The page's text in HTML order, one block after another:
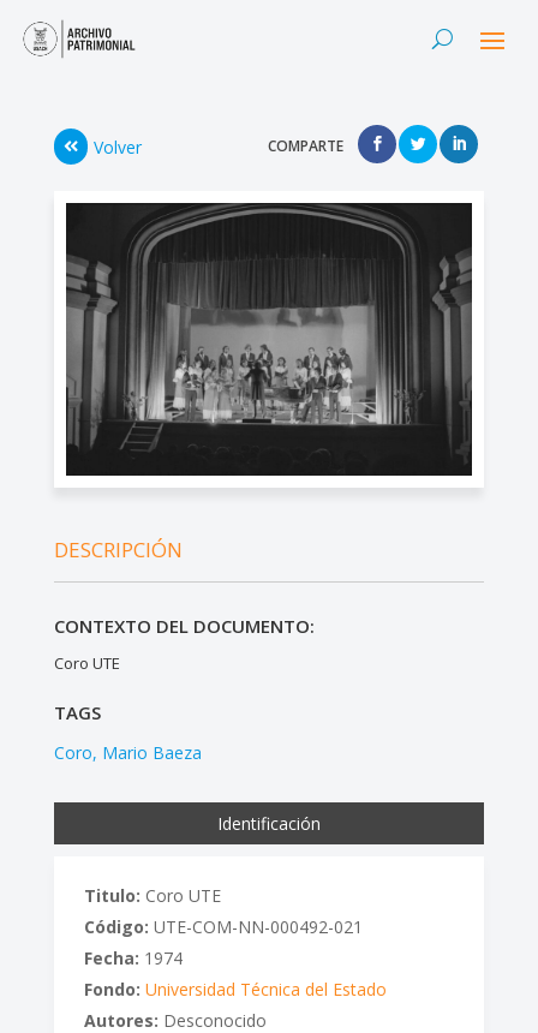
Volver COMPARTE
DESCRIPCIÓN
CONTEXTO DEL DOCUMENTO:
Coro UTE
TAGS
Coro Mario Baeza
Identificación
Titulo: Coro UTE
Código: UTE-COM-NN-000492-021
Fecha: 1974
Fondo: Universidad Técnica del Estado
Autores: Desconocido